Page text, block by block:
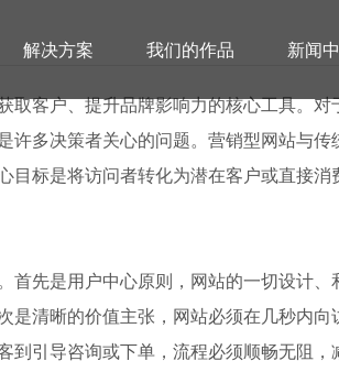
解决方案 我们的作品 新闻
站建设公司推荐及
取客户、提升品牌影响力的核心工具。
多决策者关心的问题。营销型网站与
目标是将访问者转化为潜在客户或直接
首先是用户中心原则，网站的一切设计
是清晰的价值主张，网站必须在几秒内
引导咨询或下单，流程必须顺畅无阻